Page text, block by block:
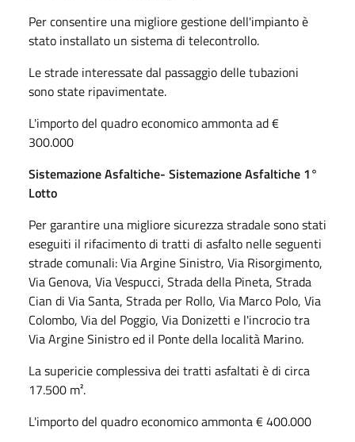
Per consentire una migliore gestione dell'impianto è
stato installato un sistema di telecontrollo.
Le strade interessate dal passaggio delle tubazioni
sono state ripavimentate.
L'importo del quadro economico ammonta ad €
300.000
Sistemazione Asfaltiche- Sistemazione Asfaltiche 1°
Lotto
Per garantire una migliore sicurezza stradale sono stati
eseguiti il rifacimento di tratti di asfalto nelle seguenti
strade comunali: Via Argine Sinistro, Via Risorgimento,
Via Genova, Via Vespucci, Strada della Pineta, Strada
Cian di Via Santa, Strada per Rollo, Via Marco Polo, Via
Colombo, Via del Poggio, Via Donizetti e l'incrocio tra
Via Argine Sinistro ed il Ponte della località Marino.
La supericie complessiva dei tratti asfaltati è di circa
17.500 m².
L'importo del quadro economico ammonta € 400.000